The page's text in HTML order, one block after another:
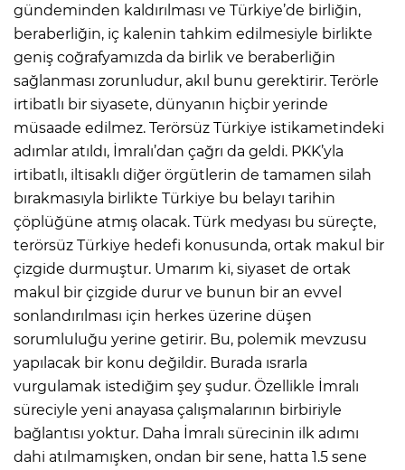
gündeminden kaldırılması ve Türkiye’de birliğin,
beraberliğin, iç kalenin tahkim edilmesiyle birlikte
geniş coğrafyamızda da birlik ve beraberliğin
sağlanması zorunludur, akıl bunu gerektirir. Terörle
irtibatlı bir siyasete, dünyanın hiçbir yerinde
müsaade edilmez. Terörsüz Türkiye istikametindeki
adımlar atıldı, İmralı’dan çağrı da geldi. PKK’yla
irtibatlı, iltisaklı diğer örgütlerin de tamamen silah
bırakmasıyla birlikte Türkiye bu belayı tarihin
çöplüğüne atmış olacak. Türk medyası bu süreçte,
terörsüz Türkiye hedefi konusunda, ortak makul bir
çizgide durmuştur. Umarım ki, siyaset de ortak
makul bir çizgide durur ve bunun bir an evvel
sonlandırılması için herkes üzerine düşen
sorumluluğu yerine getirir. Bu, polemik mevzusu
yapılacak bir konu değildir. Burada ısrarla
vurgulamak istediğim şey şudur. Özellikle İmralı
süreciyle yeni anayasa çalışmalarının birbiriyle
bağlantısı yoktur. Daha İmralı sürecinin ilk adımı
dahi atılmamışken, ondan bir sene, hatta 1.5 sene